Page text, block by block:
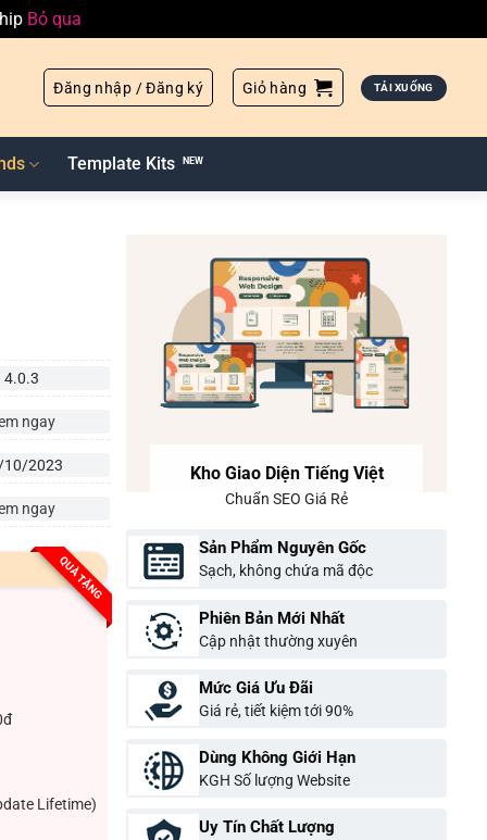
Bỏ qua
Đăng nhập / Đăng ký Giỏ hàng TẢI XUỐNG
Template Kits
4.0.3
ngay
10/2023
ngay
QUÀ TẶNG
Lifetime)
Kho Giao Diện Tiếng Việt
Chuẩn SEO Giá Rẻ
Sản Phẩm Nguyên Gốc
Sạch, không chứa mã độc
Phiên Bản Mới Nhất
Cập nhật thường xuyên
Mức Giá Ưu Đãi
Giá rẻ, tiết kiệm tới 90%
Dùng Không Giới Hạn
KGH Số lượng Website
Uy Tín Chất Lượng